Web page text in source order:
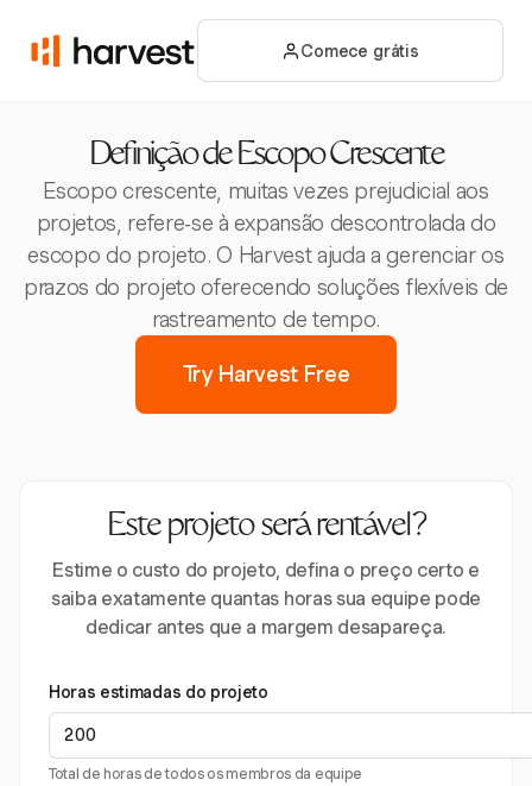
Comece grátis
Definição de Escopo Crescente
Escopo crescente, muitas vezes prejudicial aos
projetos, refere-se à expansão descontrolada do
escopo do projeto. O Harvest ajuda a gerenciar os
prazos do projeto oferecendo soluções flexíveis de
rastreamento de tempo.
Try Harvest Free
Este projeto será rentável?
Estime o custo do projeto, defina o preço certo e
saiba exatamente quantas horas sua equipe pode
dedicar antes que a margem desapareça.
Horas estimadas do projeto
Total de horas de todos os membros da equipe